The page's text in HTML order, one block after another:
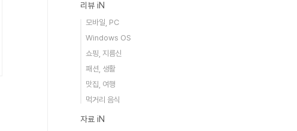
리뷰 iN
모바일, PC
Windows OS
쇼핑, 지름신
패션, 생활
맛집, 여행
먹거리 음식
자료 iN